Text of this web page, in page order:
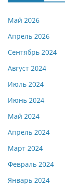
Май 2026
Апрель 2026
Сентябрь 2024
Август 2024
Июль 2024
Июнь 2024
Май 2024
Апрель 2024
Март 2024
Февраль 2024
Январь 2024